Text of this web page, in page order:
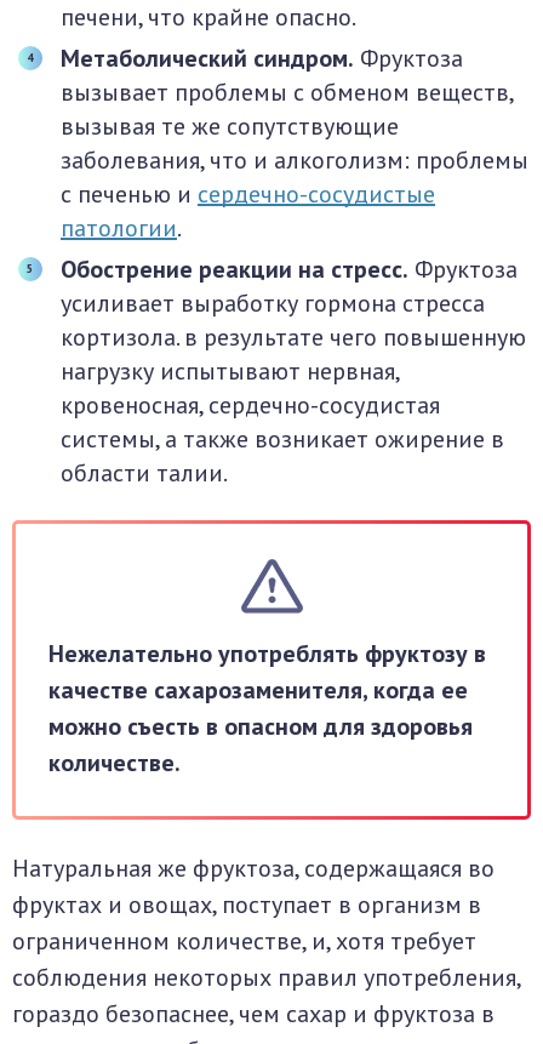
печени, что крайне опасно.
Метаболический синдром. Фруктоза
вызывает проблемы с обменом веществ,
вызывая те же сопутствующие
заболевания, что и алкоголизм: проблемы
с печенью и сердечно-сосудистые
патологии.
Обострение реакции на стресс. Фруктоза
усиливает выработку гормона стресса
кортизола. в результате чего повышенную
нагрузку испытывают нервная,
кровеносная, сердечно-сосудистая
системы, а также возникает ожирение в
области талии.
Нежелательно употреблять фруктозу в
качестве сахарозаменителя, когда ее
можно съесть в опасном для здоровья
количестве.
Натуральная же фруктоза, содержащаяся во
фруктах и овощах, поступает в организм в
ограниченном количестве, и, хотя требует
соблюдения некоторых правил употребления,
гораздо безопаснее, чем сахар и фруктоза в